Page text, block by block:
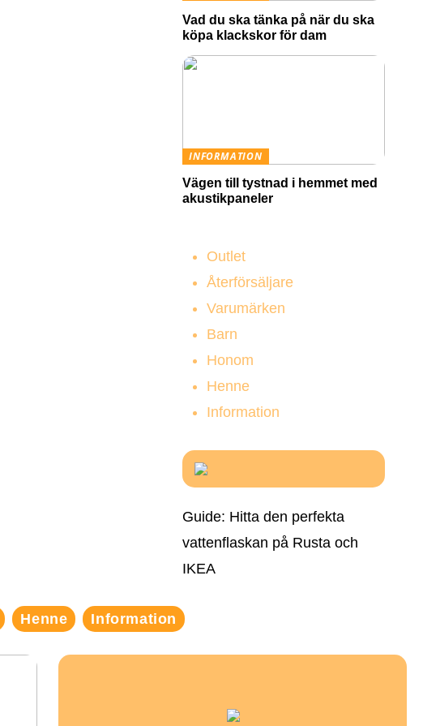
Vad du ska tänka på när du ska
köpa klackskor för dam
INFORMATION
Vägen till tystnad i hemmet med
akustikpaneler
Outlet
Återförsäljare
Varumärken
Barn
Honom
Henne
Information
Guide: Hitta den perfekta
vattenflaskan på Rusta och
IKEA
Henne Information